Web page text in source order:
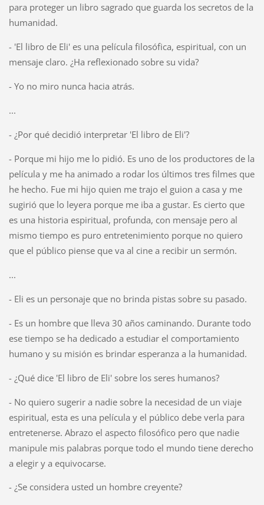
para proteger un libro sagrado que guarda los secretos de la
humanidad.
- 'El libro de Eli' es una película filosófica, espiritual, con un
mensaje claro. ¿Ha reflexionado sobre su vida?
- Yo no miro nunca hacia atrás.
...
- ¿Por qué decidió interpretar 'El libro de Eli'?
- Porque mi hijo me lo pidió. Es uno de los productores de la
película y me ha animado a rodar los últimos tres filmes que
he hecho. Fue mi hijo quien me trajo el guion a casa y me
sugirió que lo leyera porque me iba a gustar. Es cierto que
es una historia espiritual, profunda, con mensaje pero al
mismo tiempo es puro entretenimiento porque no quiero
que el público piense que va al cine a recibir un sermón.
...
- Eli es un personaje que no brinda pistas sobre su pasado.
- Es un hombre que lleva 30 años caminando. Durante todo
ese tiempo se ha dedicado a estudiar el comportamiento
humano y su misión es brindar esperanza a la humanidad.
- ¿Qué dice 'El libro de Eli' sobre los seres humanos?
- No quiero sugerir a nadie sobre la necesidad de un viaje
espiritual, esta es una película y el público debe verla para
entretenerse. Abrazo el aspecto filosófico pero que nadie
manipule mis palabras porque todo el mundo tiene derecho
a elegir y a equivocarse.
- ¿Se considera usted un hombre creyente?